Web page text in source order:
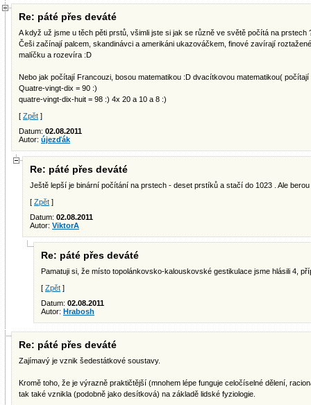
Re: páté přes deváté
A když už jsme u těch pěti prstů, všimli jste si jak se různě ve světě počítá na prstech
Češi začínají palcem, skandinávci a amerikáni ukazováčkem, finové zavírají
malíčku a rozevíra :D
Nebo jak počítají Francouzi, bosou matematikou :D dvacítkovou matematikou(
Quatre-vingt-dix = 90 :)
quatre-vingt-dix-huit = 98 :) 4x 20 a 10 a 8 :)
[ Zpět ]
Datum: 02.08.2011
Autor: újezďák
Re: páté přes deváté
Ještě lepší je binární počítání na prstech - deset prstíků a stačí do 1023 . Ale
[ Zpět ]
Datum: 02.08.2011
Autor: ViktorA
Re: páté přes deváté
Pamatuji si, že místo topolánkovsko-kalouskovské gestikulace jsme hlásili 4,
[ Zpět ]
Datum: 02.08.2011
Autor: Hrabosh
Re: páté přes deváté
Zajímavý je vznik šedestátkové soustavy.
Kromě toho, že je výrazně praktičtější (mnohem lépe funguje celočíselné dělení,
tak také vznikla (podobně jako desítková) na základě lidské fyziologie.